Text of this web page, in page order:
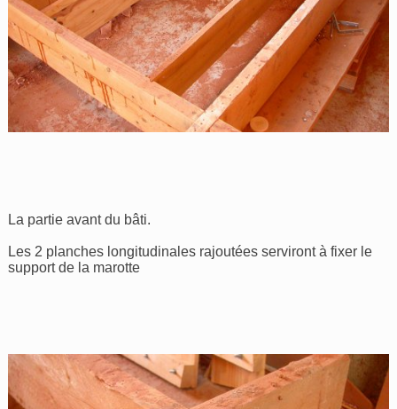
La partie avant du bâti.
Les 2 planches longitudinales rajoutées serviront à fixer le
support de la marotte